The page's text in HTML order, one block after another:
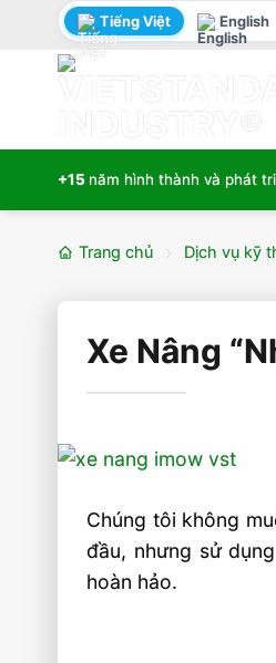
Tiếng Việt English
+15 năm hình thành và phát
Trang chủ Dịch vụ kỹ
Xe Nâng
Chúng tôi không
đầu, nhưng sử
hoàn hảo.